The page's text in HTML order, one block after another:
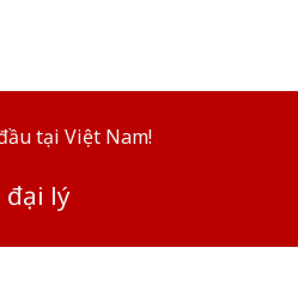
tại Việt Nam!
lý